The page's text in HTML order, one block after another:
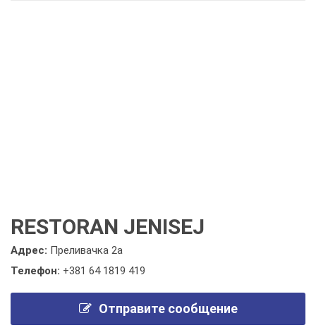
RESTORAN JENISEJ
Адрес: Преливачка 2а
Телефон: +381 64 1819 419
Отправите сообщение